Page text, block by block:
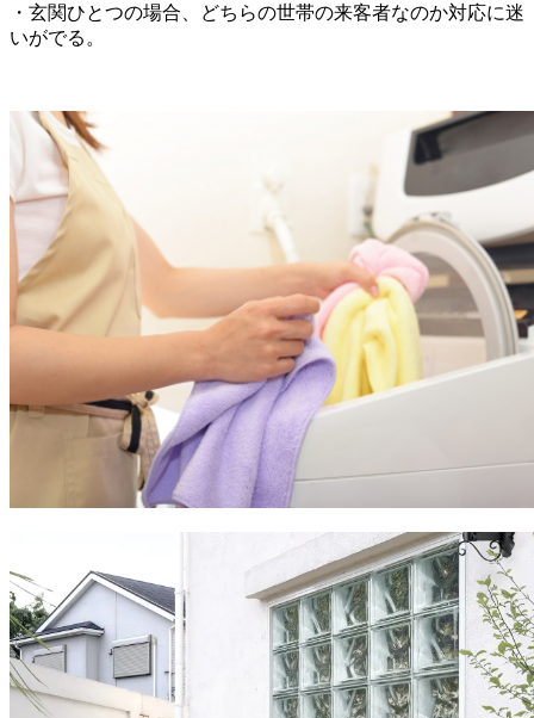
・玄関ひとつの場合、どちらの世帯の来客者なのか対応に迷
いがでる。